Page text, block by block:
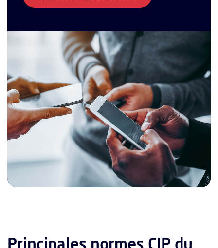
Principales normes CIP du